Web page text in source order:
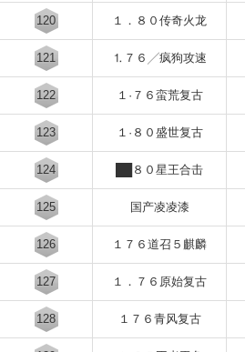
120 １．８０传奇火龙
121 ⒈７６╱疯狗攻速
122 １·７６蛮荒复古
123 １·８０盛世复古
124 ██８０星王合击
125 国产凌凌漆
126 １７６道召５麒麟
127 １．７６原始复古
128 １７６青风复古